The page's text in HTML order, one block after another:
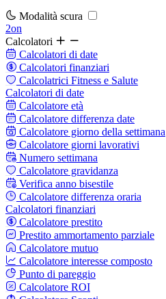
Modalità scura
2on
Calcolatori
Calcolatori di date
Calcolatori finanziari
Calcolatrici Fitness e Salute
Calcolatori di date
Calcolatore età
Calcolatore differenza date
Calcolatore giorno della settimana
Calcolatore giorni lavorativi
Numero settimana
Calcolatore gravidanza
Verifica anno bisestile
Calcolatore differenza oraria
Calcolatori finanziari
Calcolatore prestito
Prestito ammortamento parziale
Calcolatore mutuo
Calcolatore interesse composto
Punto di pareggio
Calcolatore ROI